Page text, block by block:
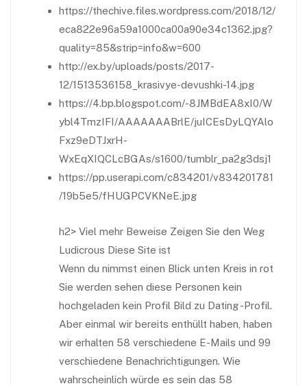
https://thechive.files.wordpress.com/2018/12/
eca822e96a59a1000ca00a90e34c1362.jpg?
quality=85&strip=info&w=600
http://ex.by/uploads/posts/2017-
12/1513536158_krasivye-devushki-14.jpg
https://4.bp.blogspot.com/-8JMBdEA8xI0/W
ybl4TmzIFI/AAAAAAABrlE/juICEsDyLQYAlo
Fxz9eDTJxrH-
WxEqXIQCLcBGAs/s1600/tumblr_pa2g3dsj1
https://pp.userapi.com/c834201/v834201781
/19b5e5/fHUGPCVKNeE.jpg
h2> Viel mehr Beweise Zeigen Sie den Weg
Ludicrous Diese Site ist
Wenn du nimmst einen Blick unten Kreis in rot
Sie werden sehen diese Personen kein
hochgeladen kein Profil Bild zu Dating -Profil.
Aber einmal wir bereits enthüllt haben, haben
wir erhalten 58 verschiedene E-Mails und 99
verschiedene Benachrichtigungen. Wie
wahrscheinlich würde es sein das 58